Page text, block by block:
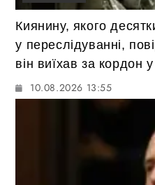
Киянину, якого
у переслідуванні,
він виїхав за кордон
10.08.2026 13:55